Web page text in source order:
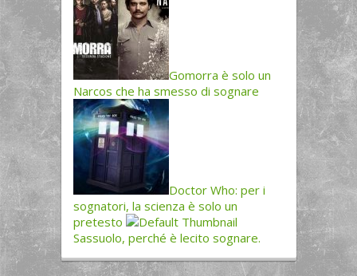
Gomorra è solo un
Narcos che ha smesso di sognare
Doctor Who: per i
sognatori, la scienza è solo un
pretesto
Sassuolo, perché è lecito sognare.